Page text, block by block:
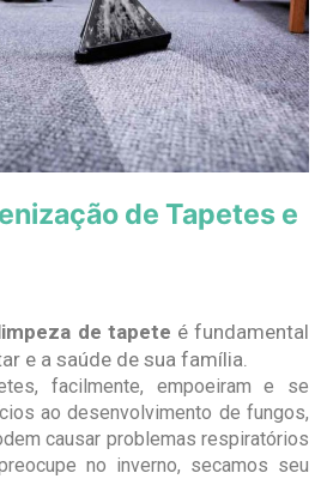
de Tapetes e
de tapete é fundamental
e a saúde de sua família.
facilmente, empoeiram e se
ao desenvolvimento de fungos,
causar problemas respiratórios
no inverno, secamos seu